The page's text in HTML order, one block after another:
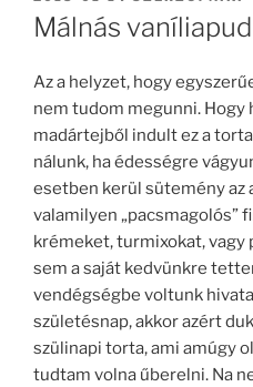
Málnás
Az a helyzet, hogy
nem tudom megunni. Hogy
madártejből indult ez a
nálunk, ha édességre
esetben kerül sütemény az
valamilyen „pacsmagolós”
krémeket, turmixokat,
sem a saját kedvünkre
vendégségbe voltunk
születésnap, akkor azért
szülinapi torta, ami amúgy
tudtam volna űberelni. Na